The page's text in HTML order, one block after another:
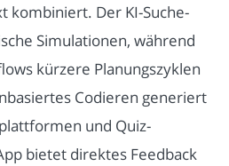
kombiniert. Der KI-Suche-
Simulationen, während
kürzere Planungszyklen
Codieren generiert
und Quiz-
bietet direktes Feedback